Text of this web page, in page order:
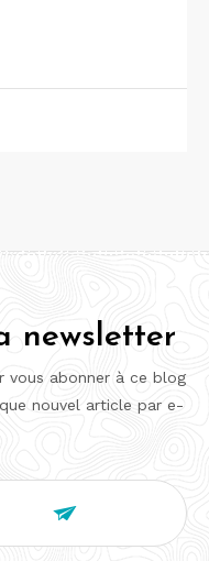
newsletter
vous abonner à ce blog
nouvel article par e-
